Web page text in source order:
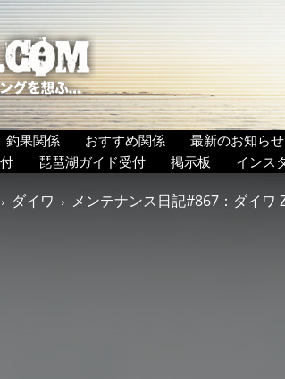
釣果関係 おすすめ関係 最新のお知らせ
琵琶湖ガイド受付 掲示板 インス
ダイワ メンテナンス日記#867：ダイワ